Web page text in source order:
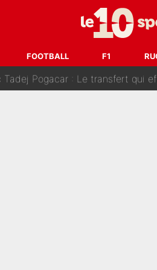
FOOTBALL F1
: Les coulisses de la décision
sur CNews, un ancien journaliste
Tadej Pogacar : Le transfert qui